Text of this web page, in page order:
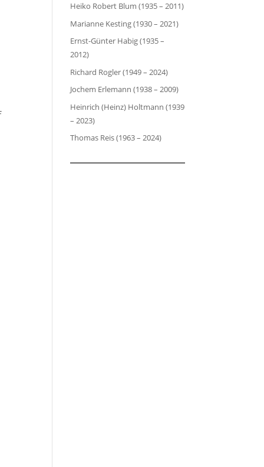
Heiko Robert Blum (1935 – 2011)
Marianne Kesting (1930 – 2021)
Ernst-Günter Habig (1935 –
2012)
Richard Rogler (1949 – 2024)
Jochem Erlemann (1938 – 2009)
Heinrich (Heinz) Holtmann (1939
– 2023)
Thomas Reis (1963 – 2024)